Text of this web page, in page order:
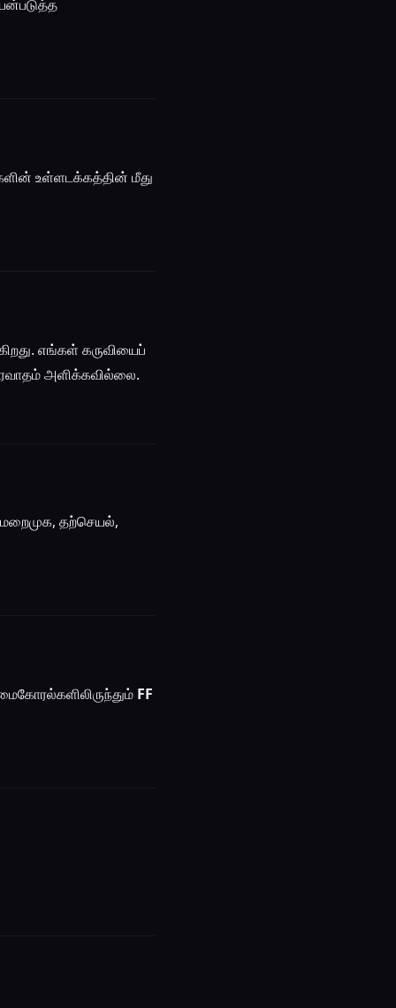
உள்ளடக்கத்தின் மீது
எங்கள் கருவியைப்
அளிக்கவில்லை.
தற்செயல்,
FF